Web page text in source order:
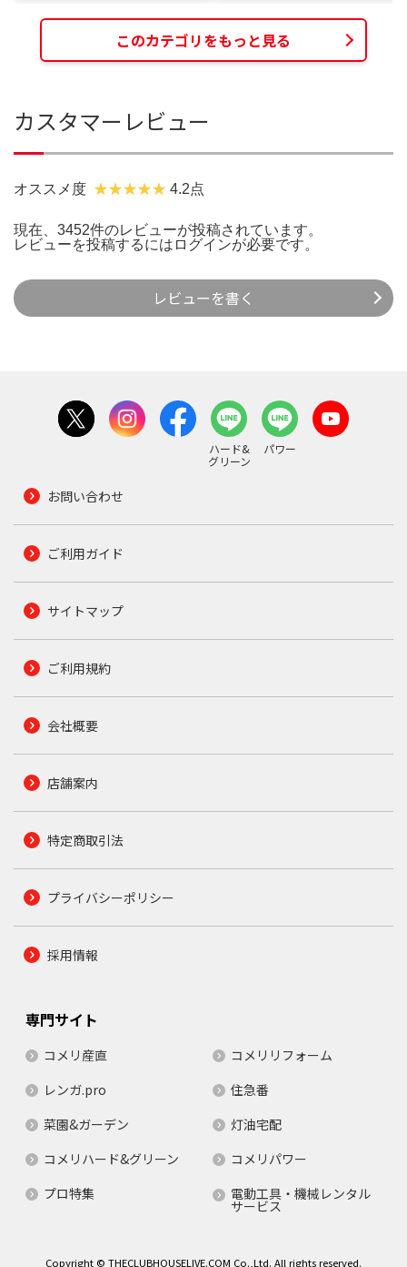
このカテゴリをもっと見る
カスタマーレビュー
オススメ度 4.2点
現在、3452件のレビューが投稿されています。
レビューを投稿するには ログインが必要です。
レビューを書く
ハード&
グリーン
パワー
お問い合わせ
ご利用ガイド
サイトマップ
ご利用規約
会社概要
店舗案内
特定商取引法
プライバシーポリシー
採用情報
専門サイト
コメリ産直
コメリリフォーム
レンガ.pro
住急番
菜園&ガーデン
灯油宅配
コメリハード&グリーン
コメリパワー
プロ特集
電動工具・機械レンタル
サービス
Copyright © THECLUBHOUSELIVE.COM Co.,Ltd. All rights reserved.